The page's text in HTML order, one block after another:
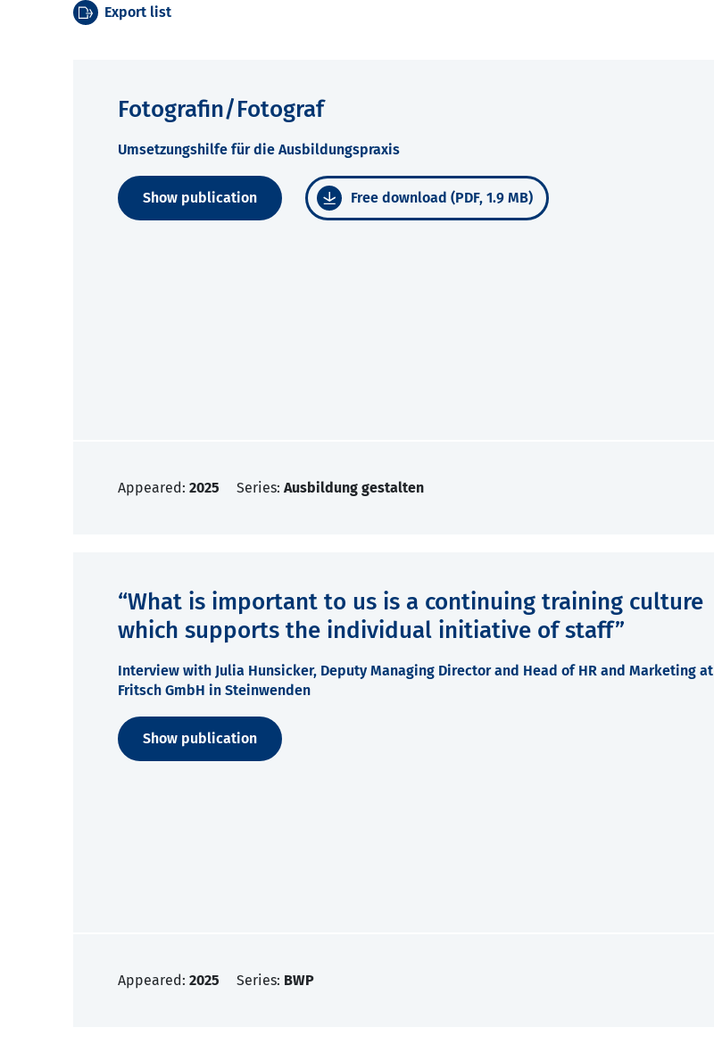
Export list
Fotografin/Fotograf
Umsetzungshilfe für die Ausbildungspraxis
Show publication Free download (PDF, 1.9 MB)
Appeared: 2025 Series: Ausbildung gestalten
“What is important to us is a continuing training culture
which supports the individual initiative of staff”
Interview with Julia Hunsicker, Deputy Managing Director and Head of HR and Marketing at
Fritsch GmbH in Steinwenden
Show publication
Appeared: 2025 Series: BWP